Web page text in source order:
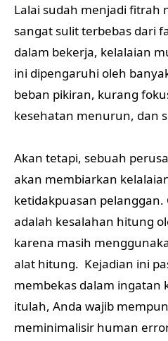
Lalai sudah menjadi fitrah
sangat sulit terbebas dari
dalam bekerja, kelalaian
ini dipengaruhi oleh
beban pikiran, kurang
kesehatan menurun, dan
Akan tetapi, sebuah
akan membiarkan
ketidakpuasan
adalah kesalahan hitung
karena masih
alat hitung. Kejadian ini
membekas dalam ingatan
itulah, Anda wajib
meminimalisir human